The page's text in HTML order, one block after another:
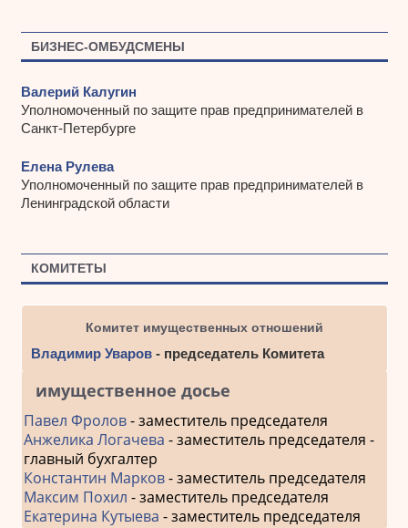
БИЗНЕС-ОМБУДСМЕНЫ
Валерий Калугин
Уполномоченный по защите прав предпринимателей в
Санкт-Петербурге
Елена Рулева
Уполномоченный по защите прав предпринимателей в
Ленинградской области
КОМИТЕТЫ
Комитет имущественных отношений
Владимир Уваров- председатель Комитета
имущественное досье
Павел Фролов- заместитель председателя
Анжелика Логачева - заместитель председателя -
главный бухгалтер
Константин Марков- заместитель председателя
Максим Похил - заместитель председателя
Екатерина Кутыева - заместитель председателя